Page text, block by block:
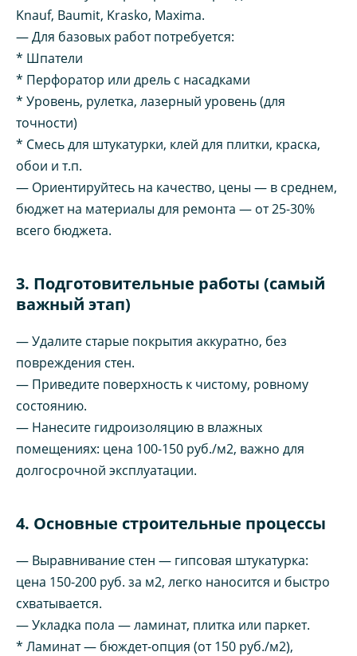
Knauf, Baumit, Krasko, Maxima.
— Для базовых работ потребуется:
* Шпатели
* Перфоратор или дрель с насадками
* Уровень, рулетка, лазерный уровень (для
точности)
* Смесь для штукатурки, клей для плитки, краска,
обои и т.п.
— Ориентируйтесь на качество, цены — в среднем,
бюджет на материалы для ремонта — от 25-30%
всего бюджета.
3. Подготовительные работы (самый
важный этап)
— Удалите старые покрытия аккуратно, без
повреждения стен.
— Приведите поверхность к чистому, ровному
состоянию.
— Нанесите гидроизоляцию в влажных
помещениях: цена 100-150 руб./м2, важно для
долгосрочной эксплуатации.
4. Основные строительные процессы
— Выравнивание стен — гипсовая штукатурка:
цена 150-200 руб. за м2, легко наносится и быстро
схватывается.
— Укладка пола — ламинат, плитка или паркет.
* Ламинат — бюждет-опция (от 150 руб./м2),